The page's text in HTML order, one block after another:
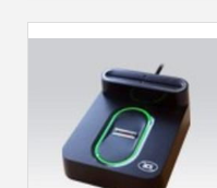
高效系统深度起底